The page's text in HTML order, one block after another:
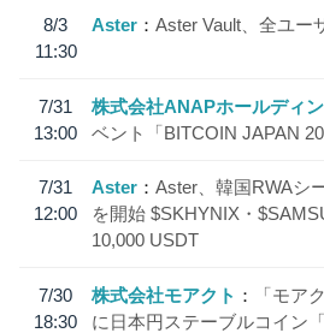
8/3
11:30
Aster Aster Vault、全ユー
7/31
13:00
株式会社ANAPホールディ
ベント「BITCOIN JAPAN
7/31
12:00
Aster
Aster、韓国RWAシ
を開始 $SKHYNIX・
10,000 USDT
7/30
18:30
株式会社モアクト
「モア
に日本円ステーブルコイン